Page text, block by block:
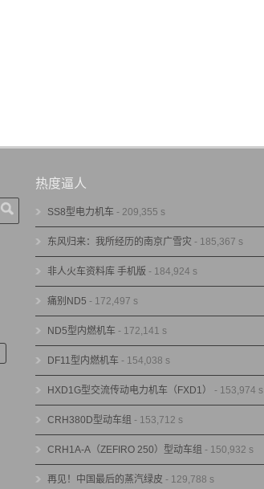
热度逼人
SS8型电力机车 - 209,355 s
东风归来：我所经历的南京广雪灾 - 185,367 s
非人火车资料库 手机版 - 184,924 s
痛别ND5 - 172,497 s
ND5型内燃机车 - 172,141 s
DF11型内燃机车 - 154,038 s
HXD1G型交流传动电力机车（FXD1） - 153,974 s
CRH380D型动车组 - 153,712 s
CRH1A-A（ZEFIRO 250）型动车组 - 150,932 s
再见！中国最后的蒸汽绿皮 - 129,788 s